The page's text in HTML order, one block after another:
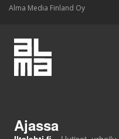
Alma Media Finland Oy